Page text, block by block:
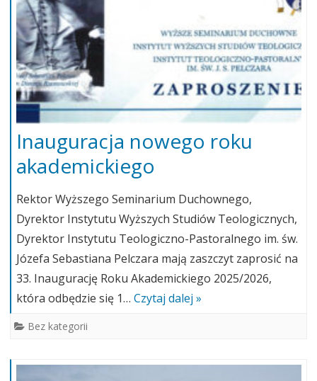
Inauguracja nowego roku
akademickiego
Rektor Wyższego Seminarium Duchownego,
Dyrektor Instytutu Wyższych Studiów Teologicznych,
Dyrektor Instytutu Teologiczno-Pastoralnego im. św.
Józefa Sebastiana Pelczara mają zaszczyt zaprosić na
33. Inaugurację Roku Akademickiego 2025/2026,
która odbędzie się 1… Czytaj dalej »
Bez kategorii